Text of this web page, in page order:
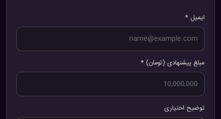
ایمیل *
مبلغ پیشنهادی (تومان) *
توضیح اختیاری